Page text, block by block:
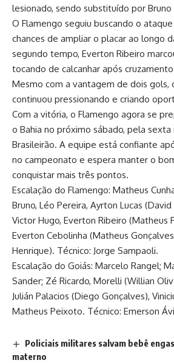
lesionado, sendo substituído por Bruno
O Flamengo seguiu buscando o
chances de ampliar o placar ao longo
segundo tempo, Everton Ribeiro
tocando de calcanhar após
Mesmo com a vantagem de dois gols,
continuou pressionando e criando
Com a vitória, o Flamengo agora se
o Bahia no próximo sábado, pela
Brasileirão. A equipe está confiante
no campeonato e espera manter o
conquistar mais três pontos.
Escalação do Flamengo: Matheus
Bruno, Léo Pereira, Ayrton Lucas (David
Victor Hugo, Everton Ribeiro (Matheus
Everton Cebolinha (Matheus
Henrique). Técnico: Jorge Sampaoli.
Escalação do Goiás: Marcelo Rangel;
Sander; Zé Ricardo, Morelli (Willian
Julián Palacios (Diego Gonçalves),
Matheus Peixoto. Técnico: Emerson
Policiais militares salvam bebê
materno